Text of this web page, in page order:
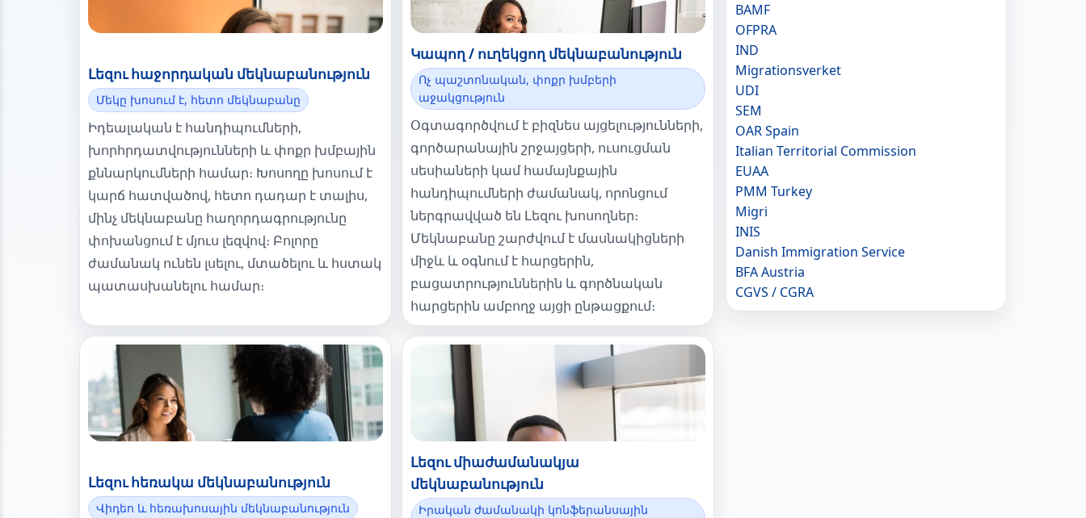
Լեզու հաջորդական մեկնաբանություն
Մեկը խոսում է, հետո մեկնաբանը
Իդեալական է հանդիպումների,
խորհրդատվությունների և փոքր խմբային
քննարկումների համար։ Խոսողը խոսում է
կարճ հատվածով, հետո դադար է տալիս,
մինչ մեկնաբանը հաղորդագրությունը
փոխանցում է մյուս լեզվով։ Բոլորը
ժամանակ ունեն լսելու, մտածելու և հստակ
պատասխանելու համար։
Կապող / ուղեկցող մեկնաբանություն
Ոչ պաշտոնական, փոքր խմբերի
աջակցություն
Օգտագործվում է բիզնես այցելությունների,
գործարանային շրջայցերի, ուսուցման
սեսիաների կամ համայնքային
հանդիպումների ժամանակ, որոնցում
ներգրավված են Լեզու խոսողներ։
Մեկնաբանը շարժվում է մասնակիցների
միջև և օգնում է հարցերին,
բացատրություններին և գործնական
հարցերին ամբողջ այցի ընթացքում։
Լեզու հեռակա մեկնաբանություն
Վիդեո և հեռախոսային մեկնաբանություն
Լեզու միաժամանակյա
մեկնաբանություն
Իրական ժամանակի կոնֆերանսային
BAMF
OFPRA
IND
Migrationsverket
UDI
SEM
OAR Spain
Italian Territorial Commission
EUAA
PMM Turkey
Migri
INIS
Danish Immigration Service
BFA Austria
CGVS / CGRA